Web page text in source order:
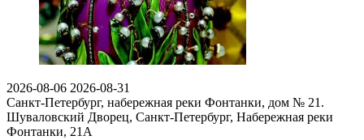
2026-08-06 2026-08-31
Санкт-Петербург, набережная реки Фонтанки, дом № 21.
Шуваловский Дворец, Санкт-Петербург, Набережная реки
Фонтанки, 21А